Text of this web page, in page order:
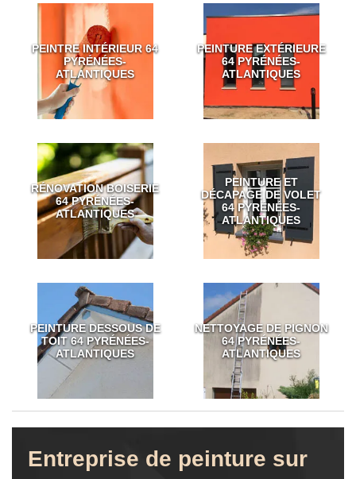
PEINTRE INTÉRIEUR 64
PYRÉNÉES-
ATLANTIQUES
PEINTURE EXTÉRIEURE
64 PYRÉNÉES-
ATLANTIQUES
RÉNOVATION BOISERIE
64 PYRÉNÉES-
ATLANTIQUES
PEINTURE ET
DÉCAPAGE DE VOLET
64 PYRÉNÉES-
ATLANTIQUES
PEINTURE DESSOUS DE
TOIT 64 PYRÉNÉES-
ATLANTIQUES
NETTOYAGE DE PIGNON
64 PYRÉNÉES-
ATLANTIQUES
Entreprise de peinture sur